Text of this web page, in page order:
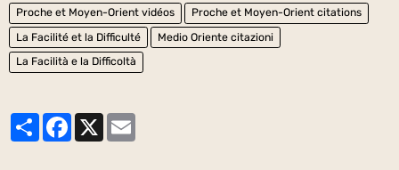
Proche et Moyen-Orient vidéos
Proche et Moyen-Orient citations
La Facilité et la Difficulté
Medio Oriente citazioni
La Facilità e la Difficoltà
PartagerFacebook